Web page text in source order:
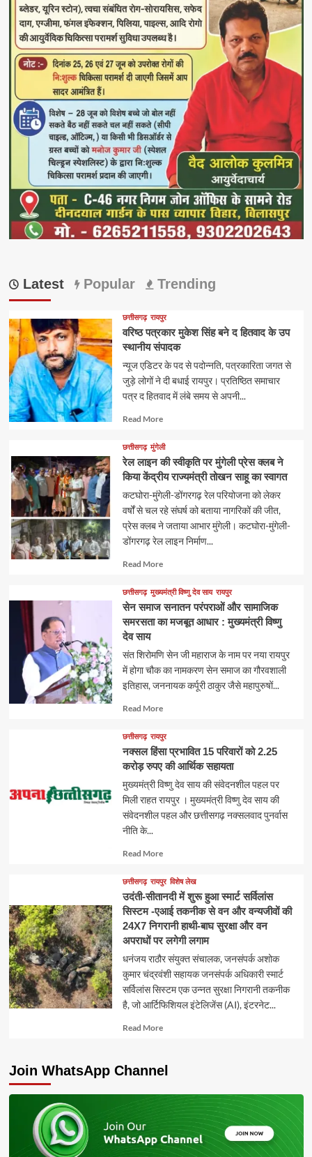
Latest Popular Trending
छत्तीसगढ़ रायपुर
वरिष्ठ पत्रकार मुकेश सिंह बने द हितवाद के उप
स्थानीय संपादक
न्यूज एडिटर के पद से पदोन्नति, पत्रकारिता जगत से
जुड़े लोगों ने दी बधाई रायपुर। प्रतिष्ठित समाचार
पत्र द हितवाद में लंबे समय से अपनी...
Read MoreRead
about
छत्तीसगढ़ मुंगेली
रेल लाइन की स्वीकृति पर मुंगेली प्रेस क्लब ने
किया केंद्रीय राज्यमंत्री तोखन साहू का स्वागत
कटघोरा-मुंगेली-डोंगरगढ़ रेल परियोजना को लेकर
वर्षों से चल रहे संघर्ष को बताया नागरिकों की जीत,
प्रेस क्लब ने जताया आभार मुंगेली। कटघोरा-मुंगेली-
डोंगरगढ़ रेल लाइन निर्माण...
Read MoreRead
about
छत्तीसगढ़ मुख्यमंत्री विष्णु देव साय रायपुर
सेन समाज सनातन परंपराओं और सामाजिक
समरसता का मजबूत आधार : मुख्यमंत्री विष्णु
देव साय
संत शिरोमणि सेन जी महाराज के नाम पर नया रायपुर
में होगा चौक का नामकरण सेन समाज का गौरवशाली
इतिहास, जननायक कर्पूरी ठाकुर जैसे महापुरुषों...
Read MoreRead
about
छत्तीसगढ़ रायपुर
नक्सल हिंसा प्रभावित 15 परिवारों को 2.25
करोड़ रुपए की आर्थिक सहायता
मुख्यमंत्री विष्णु देव साय की संवेदनशील पहल पर
मिली राहत रायपुर । मुख्यमंत्री विष्णु देव साय की
संवेदनशील पहल और छत्तीसगढ़ नक्सलवाद पुनर्वास
नीति के...
Read MoreRead
about
छत्तीसगढ़ रायपुर विशेष लेख
उदंती-सीतानदी में शुरू हुआ स्मार्ट सर्विलांस
सिस्टम -एआई तकनीक से वन और वन्यजीवों की
24X7 निगरानी हाथी-बाघ सुरक्षा और वन
अपराधों पर लगेगी लगाम
धनंजय राठौर संयुक्त संचालक, जनसंपर्क अशोक
कुमार चंद्रवंशी सहायक जनसंपर्क अधिकारी स्मार्ट
सर्विलांस सिस्टम एक उन्नत सुरक्षा निगरानी तकनीक
है, जो आर्टिफिशियल इंटेलिजेंस (AI), इंटरनेट...
Read MoreRead
Join WhatsApp Channel